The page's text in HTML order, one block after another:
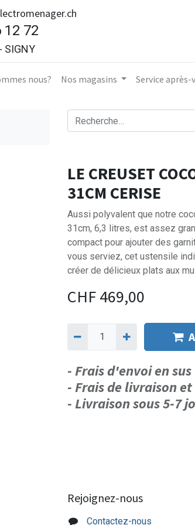
12 72
SIGNY
nous? Nos magasins Service après-
LE CREUSET
31CM CERISE
Aussi polyvalent que notre
31cm, 6,3 litres, est assez
compact pour ajouter des
vous serviez, cet ustensile
créer de délicieux plats aux
CHF469,00
- Frais d'envoi en sus
- Frais de livraison
- Livraison sous 5-7
Rejoignez-nous
Contactez-nous